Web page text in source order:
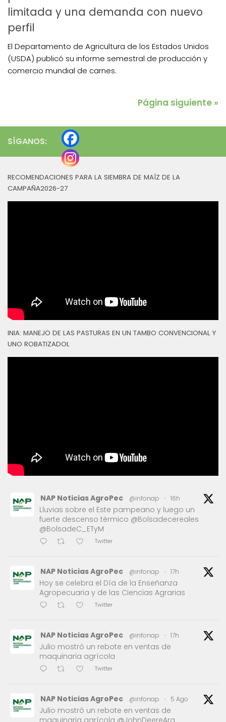
limitada y una demanda con nuevo
perfil
El Departamento de Agricultura de los Estados Unidos
(USDA) publicó su informe semestral de producción y
comercio mundial de carnes.
Página siguiente »
SÍGANOS:
RECOMENDACIONES PARA LA SIEMBRA DE MAÍZ DE LA
CAMPAÑA2026-27
INIA: MANEJO DE LAS PASTURAS EN UN TAMBO CONVENCIONAL Y
UNO ROBATIZADOL
NAP Noticias AgroPec @infonap · 16h
Lluvias sobre el Este pampeano y luego un
fuerte descenso térmico @Bolsadecereales
@BolsadeC_ETyM
Twitter
NAP Noticias AgroPec @infonap · 17h
Hoy se celebra el Día de la Enseñanza
Agropecuaria y de las Ciencias Agrarias
Twitter
NAP Noticias AgroPec @infonap · 17h
Julio mostró un rebote en ventas de
maquinaria agrícola
Twitter
NAP Noticias AgroPec @infonap · 5 Ago
Julio mostró un rebote en ventas de
maquinaria agrícola @JohnDeereArg